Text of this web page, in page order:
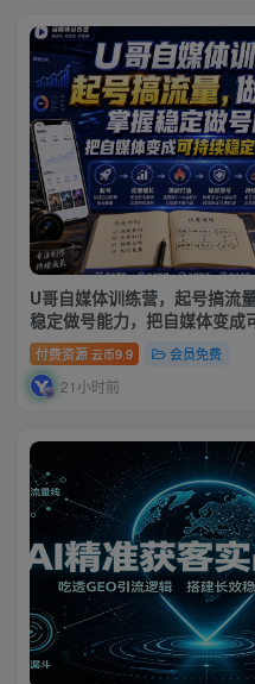
U哥自媒体训练营，起号搞流
稳定做号能力，把自媒体变成
渠道
付费资源 云币9.9 会员免费
21小时前